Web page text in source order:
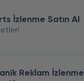
İzlenme Satın Al
Reklam İzlenme